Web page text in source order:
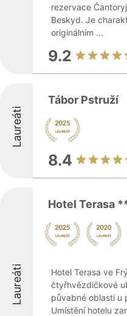
rezervace
Beskyd. Je
originálním ...
9.2
Laureáti
Tábor Pstruží
8.4
Laureáti
Hotel Terasa
Hotel Terasa ve
čtyřhvězdičkové
půvabné oblasti u
Umístění hotelu